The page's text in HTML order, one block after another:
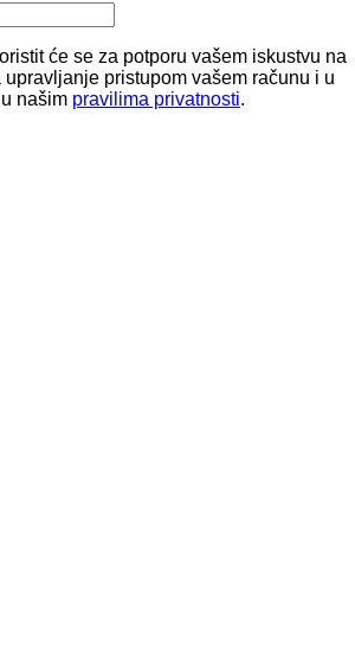
će se za potporu vašem iskustvu na
pristupom vašem računu i u
našim pravilima privatnosti.